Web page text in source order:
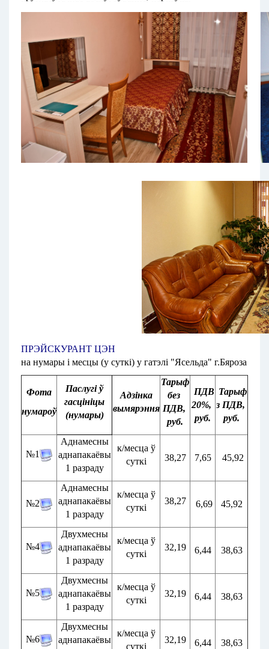
ПРЭЙСКУРАНТ ЦЭН
на нумары і месцы (у суткі) у гатэлі "Ясельда" г.Бяроза
Фота
нумароў
Паслугі ў
гасцініцы
(нумары)
Адзінка
вымярэння
Тарыф
без
ПДВ,
руб.
ПДВ
20%,
руб.
Тарыф
з ПДВ,
руб.
№1
Аднамесны
аднапакаёвы
1 разраду
к/месца ў
суткі
38,27 7,65 45,92
№2
Аднамесны
аднапакаёвы
1 разраду
к/месца ў
суткі
38,27 6,69 45,92
№4
Двухмесны
аднапакаёвы
1 разраду
к/месца ў
суткі
32,19 6,44 38,63
№5
Двухмесны
аднапакаёвы
1 разраду
к/месца ў
суткі
32,19 6,44 38,63
№6
Двухмесны
аднапакаёвы
к/месца ў
суткі
32,19 6,44 38,63